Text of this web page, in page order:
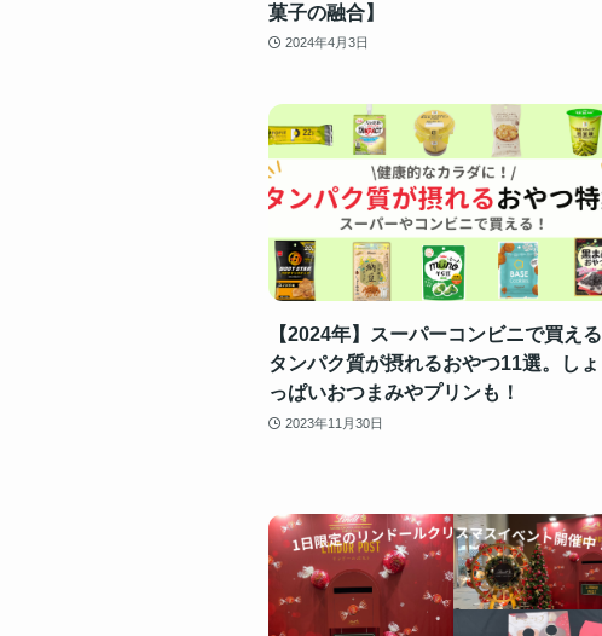
菓子の融合】
2024年4月3日
【2024年】スーパーコンビニで買える
タンパク質が摂れるおやつ11選。しょ
っぱいおつまみやプリンも！
2023年11月30日